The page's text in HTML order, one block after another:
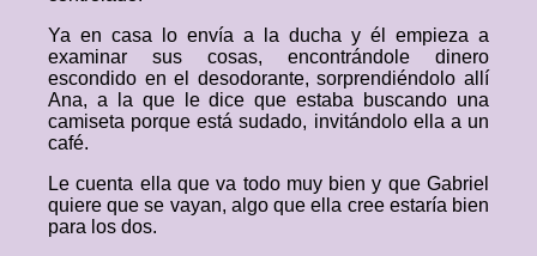
Ya en casa lo envía a la ducha y él empieza a
examinar sus cosas, encontrándole dinero
escondido en el desodorante, sorprendiéndolo allí
Ana, a la que le dice que estaba buscando una
camiseta porque está sudado, invitándolo ella a un
café.
Le cuenta ella que va todo muy bien y que Gabriel
quiere que se vayan, algo que ella cree estaría bien
para los dos.